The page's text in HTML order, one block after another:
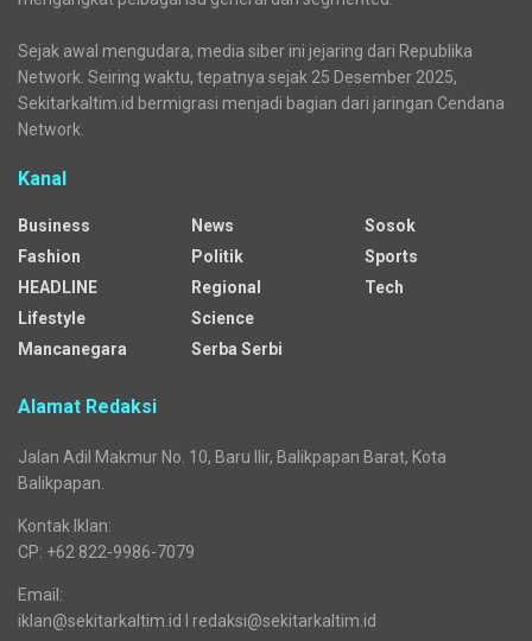
Terpadu
Tradisi Mandi Jiwa di Mata Air Cipujangga Harus
Dipertahankan
BPS Kaltim: Jumlah Penumpang Pesawat Anjlok
mengangkat pelbagai isu general dan segmented.
Sejak awal mengudara, media siber ini jejaring dari Republika
Network. Seiring waktu, tepatnya sejak 25 Desember 2025,
Network.